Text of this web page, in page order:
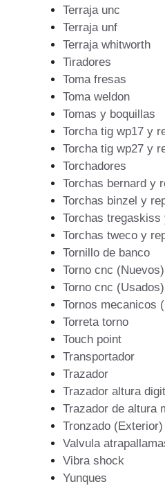
Terraja unc
Terraja unf
Terraja whitworth
Tiradores
Toma fresas
Toma weldon
Tomas y boquillas
Torcha tig wp17 y
Torcha tig wp27 y
Torchadores
Torchas bernard y
Torchas binzel y
Torchas tregaskiss
Torchas tweco y
Tornillo de banco
Torno cnc (Nuevos)
Torno cnc (Usados)
Tornos mecanicos
Torreta torno
Touch point
Transportador
Trazador
Trazador altura
Trazador de altura
Tronzado (Exterior)
Valvula
Vibra shock
Yunques